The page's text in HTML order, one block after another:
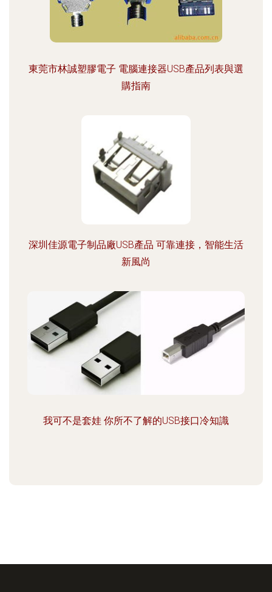
東莞市林誠塑膠電子 電腦連接器USB產品列表與選
購指南
深圳佳源電子制品廠USB產品 可靠連接，智能生活
新風尚
我可不是套娃 你所不了解的USB接口冷知識